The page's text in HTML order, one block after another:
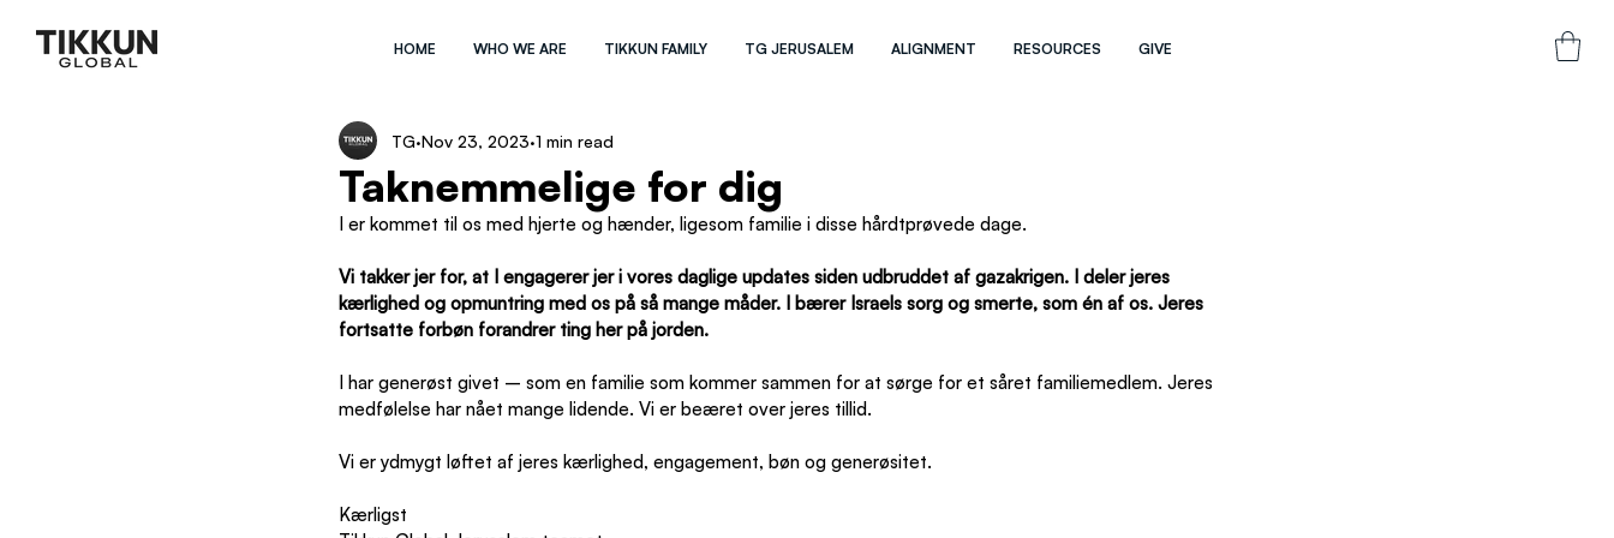
HOME WHO WE ARE TIKKUN FAMILY TG JERUSALEM ALIGNMENT RESOURCES GIVE
Taknemmelige for dig
TG Nov 23, 2023 1 min read
I er kommet til os med hjerte og hænder, ligesom familie i disse hårdtprøvede dage.
Vi takker jer for, at I engagerer jer i vores daglige updates siden udbruddet af gazakrigen. I deler jeres
kærlighed og opmuntring med os på så mange måder. I bærer Israels sorg og smerte, som én af os. Jeres
fortsatte forbøn forandrer ting her på jorden.
I har generøst givet – som en familie som kommer sammen for at sørge for et såret familiemedlem. Jeres
medfølelse har nået mange lidende. Vi er beæret over jeres tillid.
Vi er ydmygt løftet af jeres kærlighed, engagement, bøn og generøsitet.
Kærligst